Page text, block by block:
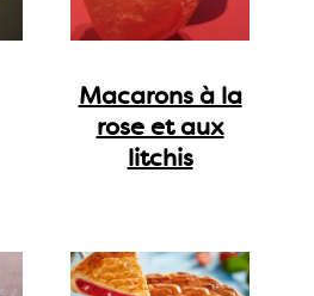
Macarons à la
rose et aux
litchis